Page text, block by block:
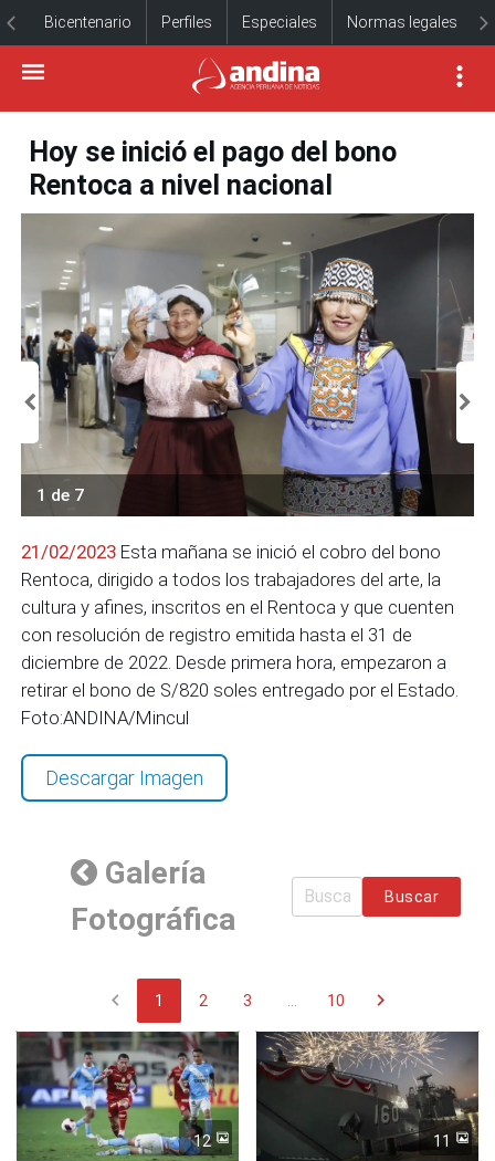
Bicentenario Perfiles Especiales Normas legales
Hoy se inició el pago del bono
Rentoca a nivel nacional
1 de 7
21/02/2023 Esta mañana se inició el cobro del bono
Rentoca, dirigido a todos los trabajadores del arte, la
cultura y afines, inscritos en el Rentoca y que cuenten
con resolución de registro emitida hasta el 31 de
diciembre de 2022. Desde primera hora, empezaron a
retirar el bono de S/820 soles entregado por el Estado.
Foto:ANDINA/Mincul
Descargar Imagen
Galería
Fotográfica
Buscar
chevron_left 1 2 3 10 chevron_right
12 11